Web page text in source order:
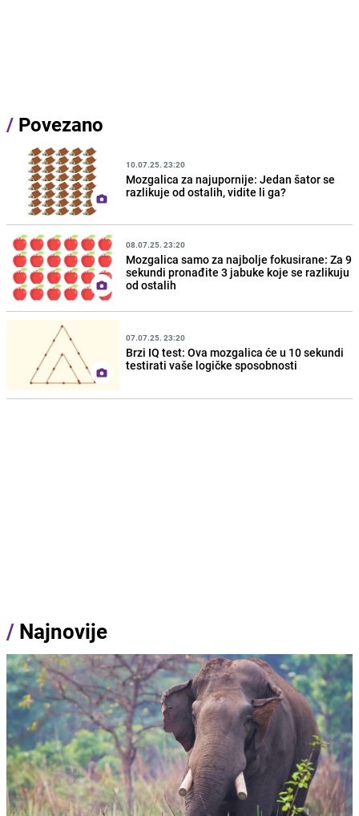
/ Povezano
10.07.25. 23:20
Mozgalica za najupornije: Jedan šator se
razlikuje od ostalih, vidite li ga?
08.07.25. 23:20
Mozgalica samo za najbolje fokusirane: Za 9
sekundi pronađite 3 jabuke koje se razlikuju
od ostalih
07.07.25. 23:20
Brzi IQ test: Ova mozgalica će u 10 sekundi
testirati vaše logičke sposobnosti
/ Najnovije